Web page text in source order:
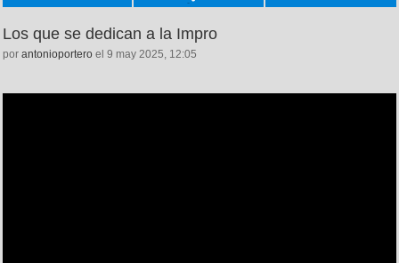
Los que se dedican a la Impro
por antonioportero el 9 may 2025, 12:05